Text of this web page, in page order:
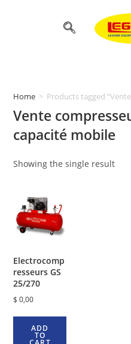
Home > Products tagged
Vente
capacité mobile
Showing the single result
Electrocomp
resseurs GS
25/270
$ 0,00
ADD
TO